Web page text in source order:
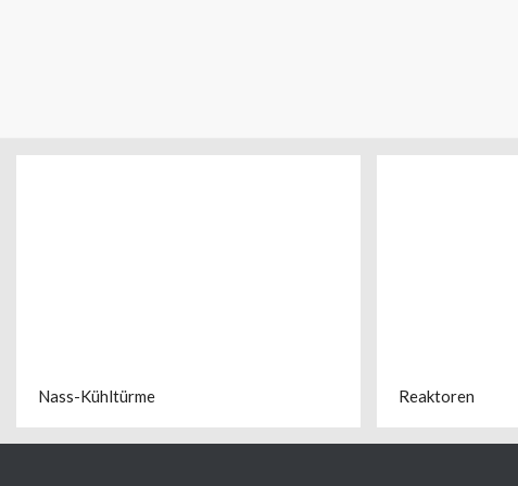
Nass-Kühltürme Reaktoren